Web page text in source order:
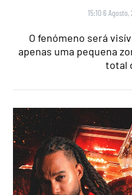
15:10 6 Agosto,
O fenómeno será
apenas uma pequena
total